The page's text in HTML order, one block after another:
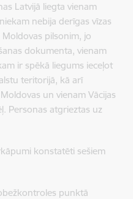
Latvijā liegta vienam
nebija derīgas vīzas
pilsonim, jo
dokumenta, vienam
ir spēkā liegums ieceļot
teritorijā, kā arī
un vienam Vācijas
Personas atgrieztas uz
konstatēti sešiem
punktā